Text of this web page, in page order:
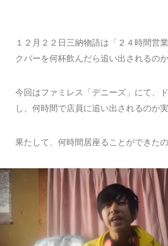
１２月２２日三納物語は「２４時間営
クバーを何杯飲んだら追い出されるの
今回はファミレス「デニーズ」にて、
し、何時間で店員に追い出されるのか
果たして、何時間居座ることができたの